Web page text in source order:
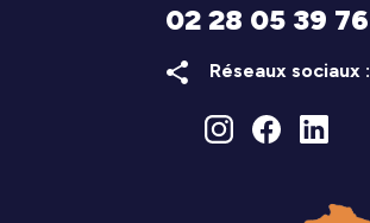
02 28 05 39 76
share Réseaux sociaux :